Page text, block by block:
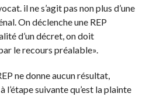
il ne s’agit pas non plus d’une
On déclenche une REP
d’un décret, on doit
le recours préalable».
ne donne aucun résultat,
suivante qu’est la plainte